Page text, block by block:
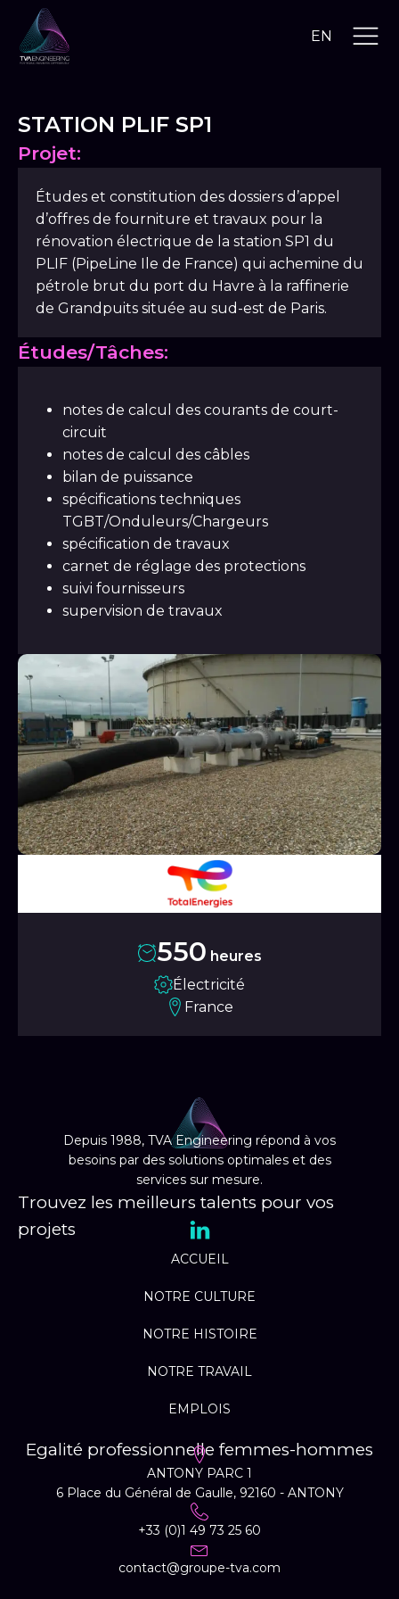
EN
STATION PLIF SP1
Projet:
Études et constitution des dossiers d’appel
d’offres de fourniture et travaux pour la
rénovation électrique de la station SP1 du
PLIF (PipeLine Ile de France) qui achemine du
pétrole brut du port du Havre à la raffinerie
de Grandpuits située au sud-est de Paris.
Études/Tâches:
notes de calcul des courants de court-
circuit
notes de calcul des câbles
bilan de puissance
spécifications techniques
TGBT/Onduleurs/Chargeurs
spécification de travaux
carnet de réglage des protections
suivi fournisseurs
supervision de travaux
550 heures
Électricité
France
Depuis 1988, TVA Engineering répond à vos
besoins par des solutions optimales et des
services sur mesure.
Trouvez les meilleurs talents pour vos
projets
ACCUEIL
NOTRE CULTURE
NOTRE HISTOIRE
NOTRE TRAVAIL
EMPLOIS
Egalité professionnelle femmes-hommes
ANTONY PARC 1
6 Place du Général de Gaulle, 92160 - ANTONY
+33 (0)1 49 73 25 60
contact@groupe-tva.com